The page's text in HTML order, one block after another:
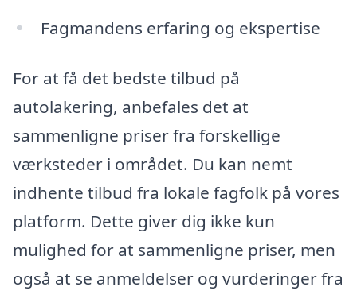
Fagmandens erfaring og ekspertise
For at få det bedste tilbud på
autolakering, anbefales det at
sammenligne priser fra forskellige
værksteder i området. Du kan nemt
indhente tilbud fra lokale fagfolk på vores
platform. Dette giver dig ikke kun
mulighed for at sammenligne priser, men
også at se anmeldelser og vurderinger fra